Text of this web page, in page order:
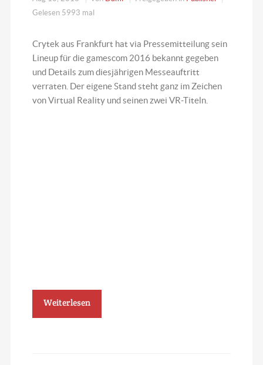
Gelesen 5993 mal
Crytek aus Frankfurt hat via Pressemitteilung sein
Lineup für die gamescom 2016 bekannt gegeben
und Details zum diesjährigen Messeauftritt
verraten. Der eigene Stand steht ganz im Zeichen
von Virtual Reality und seinen zwei VR-Titeln.
Weiterlesen